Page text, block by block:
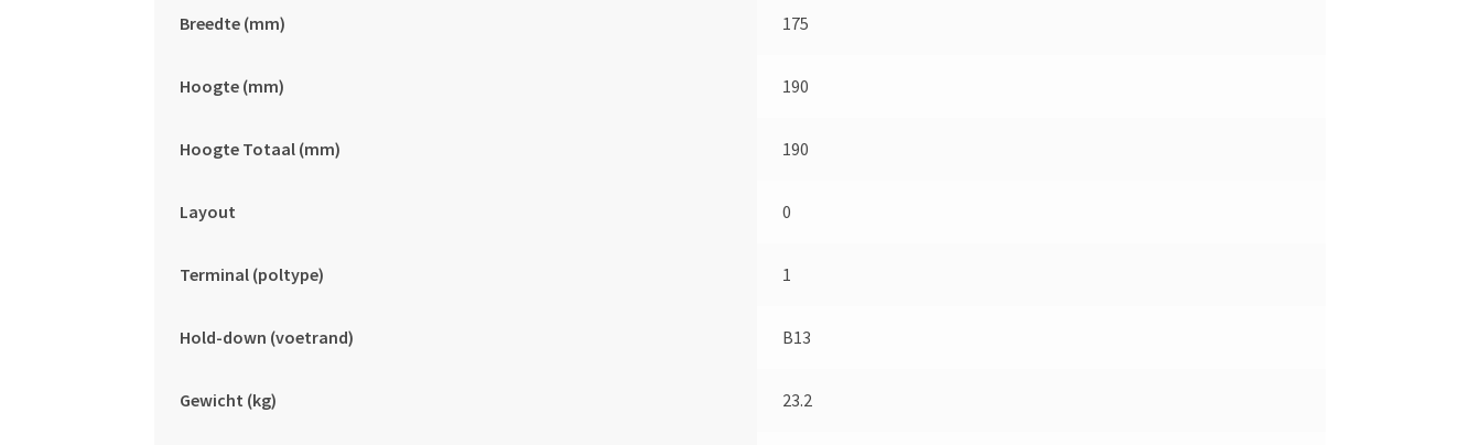
Breedte (mm) 175
Hoogte (mm) 190
Hoogte Totaal (mm) 190
Layout 0
Terminal (poltype) 1
Hold-down (voetrand) B13
Gewicht (kg) 23.2